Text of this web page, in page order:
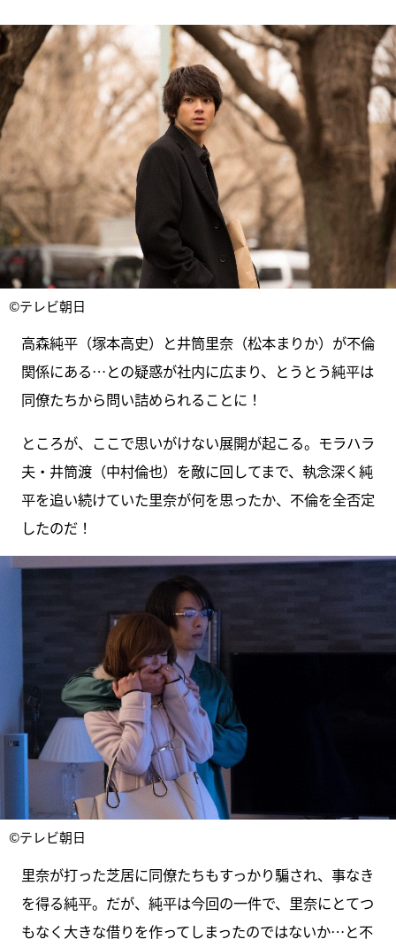
©テレビ朝日
高森純平（塚本高史）と井筒里奈（松本まりか）が不倫
関係にある…との疑惑が社内に広まり、とうとう純平は
同僚たちから問い詰められることに！
ところが、ここで思いがけない展開が起こる。モラハラ
夫・井筒渡（中村倫也）を敵に回してまで、執念深く純
平を追い続けていた里奈が何を思ったか、不倫を全否定
したのだ！
©テレビ朝日
里奈が打った芝居に同僚たちもすっかり騙され、事なき
を得る純平。だが、純平は今回の一件で、里奈にとてつ
もなく大きな借りを作ってしまったのではないか…と不